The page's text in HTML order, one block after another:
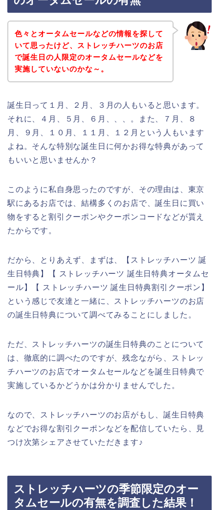
色々とオータムセールなどの情報を探して
いて思ったけど、ストレッチハーツのお店
で誕生日の人限定のオータムセールなどを
実施していないのかな～。
誕生日って１月、２月、３月の人もいると思います。
それに、４月、５月、６月、、、。また、７月、８
月、９月、１０月、１１月、１２月という人もいます
よね。そんな特別な誕生日に何かお得な特典があって
もいいと思いませんか？
このように私自身思ったのですが、その理由は、東京
駅にあるお店では、結構多くのお店で、誕生日に買い
物をすると割引クーポンやクーポンコードなどが貰え
たからです。
だから、とりあえず、まずは、【ストレッチハーツ 誕
生日特典】【 ストレッチハーツ 誕生日特典オータムセ
ール】【 ストレッチハーツ 誕生日特典割引クーポン】
という感じで友達と一緒に、ストレッチハーツのお店
の誕生日特典について調べてみることにしました。
ただ、ストレッチハーツの誕生日特典のことについて
は、徹底的に調べたのですが、残念ながら、ストレッ
チハーツのお店でオータムセールなどを誕生日特典で
実施しているかどうかは分かりませんでした。
なので、ストレッチハーツのお店がもし、誕生日特典
などでお得な割引クーポンなどを配信していたら、見
つけ次第シェアさせていただきます♪
ストレッチハーツの季節限定のオー
タムセールの有無を調査した結果！